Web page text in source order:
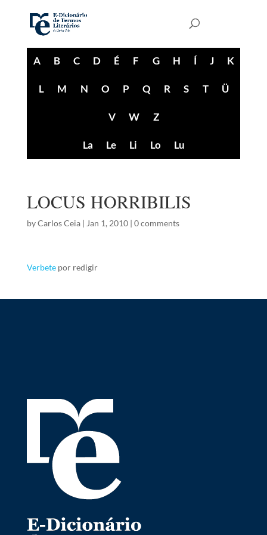
A B C D É F G H Í J K
L M N O P Q R S T Ü
V W Z
La Le Li Lo Lu
LOCUS HORRIBILIS
byCarlos Ceia| Jan 1, 2010| 0 comments
Verbetepor redigir